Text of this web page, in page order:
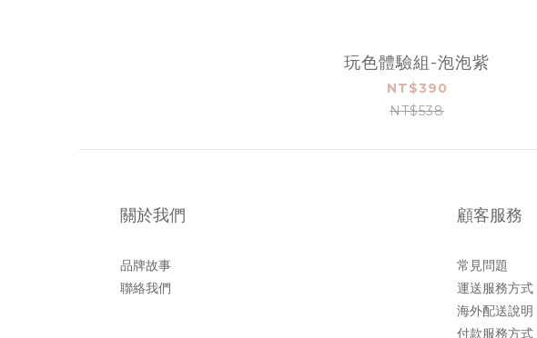
玩色體驗組-泡泡紫
NT$390
NT$538
關於我們
品牌故事
聯絡我們
顧客服務
常見問題
運送服務方式
海外配送說明
付款服務方式